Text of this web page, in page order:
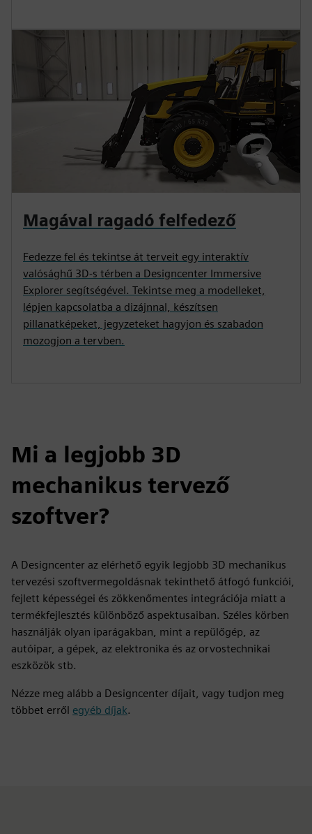
Magával ragadó felfedező
Fedezze fel és tekintse át terveit egy interaktív
valósághű 3D-s térben a Designcenter Immersive
Explorer segítségével. Tekintse meg a modelleket,
lépjen kapcsolatba a dizájnnal, készítsen
pillanatképeket, jegyzeteket hagyjon és szabadon
mozogjon a tervben.
Mi a legjobb 3D
mechanikus tervező
szoftver?
A Designcenter az elérhető egyik legjobb 3D mechanikus
tervezési szoftvermegoldásnak tekinthető átfogó funkciói,
fejlett képességei és zökkenőmentes integrációja miatt a
termékfejlesztés különböző aspektusaiban. Széles körben
használják olyan iparágakban, mint a repülőgép, az
autóipar, a gépek, az elektronika és az orvostechnikai
eszközök stb.
Nézze meg alább a Designcenter díjait, vagy tudjon meg
többet erről egyéb díjak.